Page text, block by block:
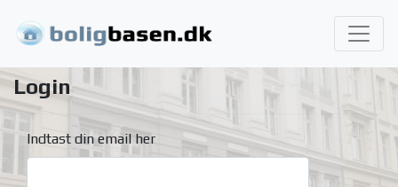
Login
Indtast din email her